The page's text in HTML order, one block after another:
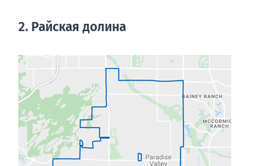
2. Райская долина